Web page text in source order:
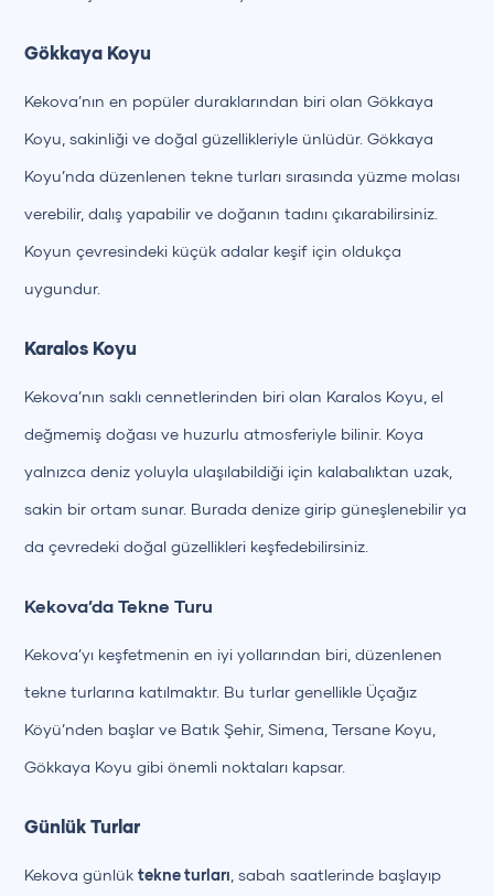
Gökkaya Koyu
Kekova’nın en popüler duraklarından biri olan Gökkaya
Koyu, sakinliği ve doğal güzellikleriyle ünlüdür. Gökkaya
Koyu’nda düzenlenen tekne turları sırasında yüzme molası
verebilir, dalış yapabilir ve doğanın tadını çıkarabilirsiniz.
Koyun çevresindeki küçük adalar keşif için oldukça
uygundur.
Karalos Koyu
Kekova’nın saklı cennetlerinden biri olan Karalos Koyu, el
değmemiş doğası ve huzurlu atmosferiyle bilinir. Koya
yalnızca deniz yoluyla ulaşılabildiği için kalabalıktan uzak,
sakin bir ortam sunar. Burada denize girip güneşlenebilir ya
da çevredeki doğal güzellikleri keşfedebilirsiniz.
Kekova’da Tekne Turu
Kekova’yı keşfetmenin en iyi yollarından biri, düzenlenen
tekne turlarına katılmaktır. Bu turlar genellikle Üçağız
Köyü’nden başlar ve Batık Şehir, Simena, Tersane Koyu,
Gökkaya Koyu gibi önemli noktaları kapsar.
Günlük Turlar
Kekova günlüktekne turları , sabah saatlerinde başlayıp